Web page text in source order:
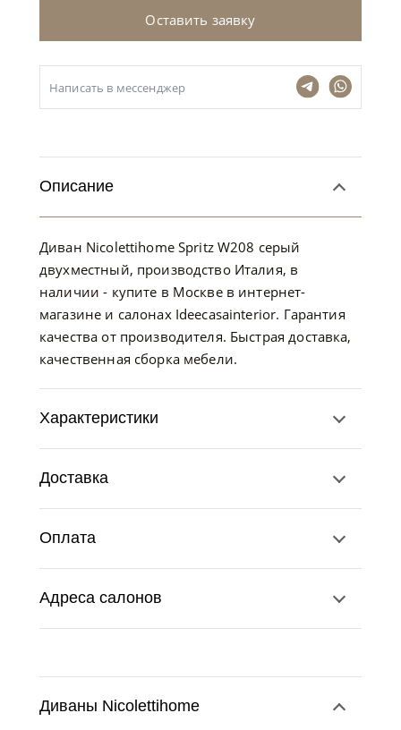
Оставить заявку
Написать в мессенджер
Описание
Диван Nicolettihome Spritz W208 серый
двухместный, производство Италия, в
наличии - купите в Москве в интернет-
магазине и салонах Ideecasainterior. Гарантия
качества от производителя. Быстрая доставка,
качественная сборка мебели.
Характеристики
Доставка
Оплата
Адреса салонов
Диваны Nicolettihome